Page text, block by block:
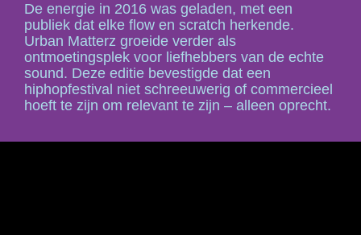
De energie in 2016 was geladen, met een
publiek dat elke flow en scratch herkende.
Urban Matterz groeide verder als
ontmoetingsplek voor liefhebbers van de echte
sound. Deze editie bevestigde dat een
hiphopfestival niet schreeuwerig of commercieel
hoeft te zijn om relevant te zijn – alleen oprecht.